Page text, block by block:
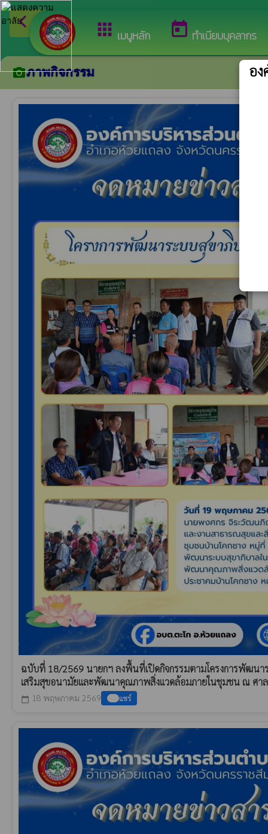
apps เมนูหลัก today ทำเนียบบุคลากร
arrow_back_ios กลับเมนูหลัก
camera_altภาพกิจกรรม
ฉบับที่ 18/2569 นายกฯ ลงพื้นที่เปิดกิจกรรมตามโครงการพัฒนา
เสริมสุขอนามัยและพัฒนาคุณภาพสิ่งแวดล้อมภายในชุมชน ณ ศา
calendar_today 18 พฤษภาคม 2569 แชร์
อ